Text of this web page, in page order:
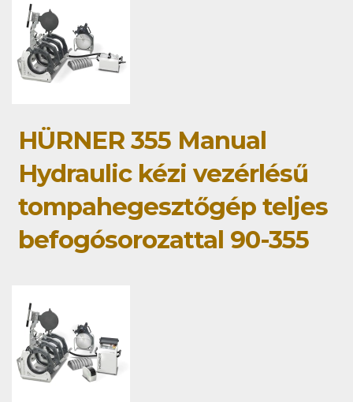
HÜRNER 355 Manual
Hydraulic kézi vezérlésű
tompahegesztőgép teljes
befogósorozattal 90-355